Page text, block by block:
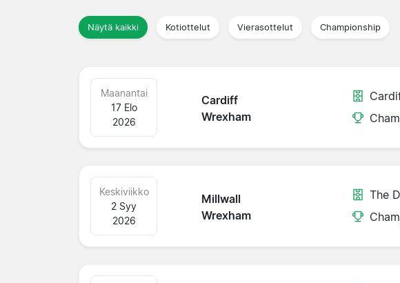
Näytä kaikki Kotiottelut Vierasottelut Championship
Cardiff
Wrexham
Maanantai
17 Elo
2026
Millwall
Wrexham
Keskiviikko
2 Syy
2026
The